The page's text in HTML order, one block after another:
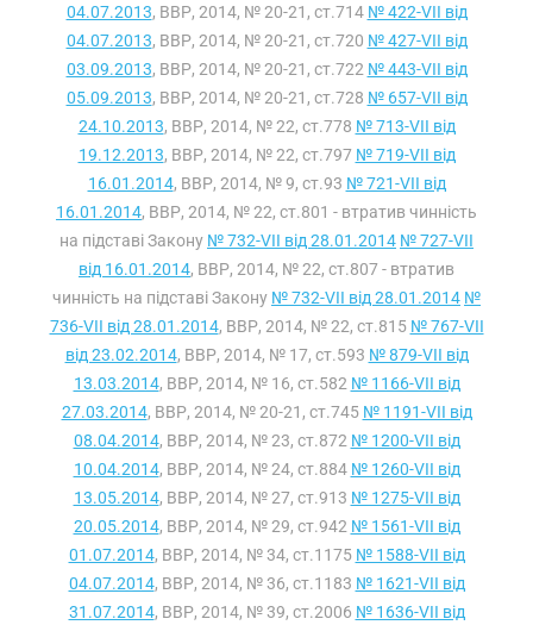
04.07.2013, ВВР, 2014, № 20-21, ст.714 № 422-VII від
04.07.2013, ВВР, 2014, № 20-21, ст.720 № 427-VII від
03.09.2013, ВВР, 2014, № 20-21, ст.722 № 443-VII від
05.09.2013, ВВР, 2014, № 20-21, ст.728 № 657-VII від
24.10.2013, ВВР, 2014, № 22, ст.778 № 713-VII від
19.12.2013, ВВР, 2014, № 22, ст.797 № 719-VII від
16.01.2014, ВВР, 2014, № 9, ст.93 № 721-VII від
16.01.2014, ВВР, 2014, № 22, ст.801 - втратив чинність
на підставі Закону № 732-VII від 28.01.2014 № 727-VII
від 16.01.2014, ВВР, 2014, № 22, ст.807 - втратив
чинність на підставі Закону № 732-VII від 28.01.2014 №
736-VII від 28.01.2014, ВВР, 2014, № 22, ст.815 № 767-VII
від 23.02.2014, ВВР, 2014, № 17, ст.593 № 879-VII від
13.03.2014, ВВР, 2014, № 16, ст.582 № 1166-VII від
27.03.2014, ВВР, 2014, № 20-21, ст.745 № 1191-VII від
08.04.2014, ВВР, 2014, № 23, ст.872 № 1200-VII від
10.04.2014, ВВР, 2014, № 24, ст.884 № 1260-VII від
13.05.2014, ВВР, 2014, № 27, ст.913 № 1275-VII від
20.05.2014, ВВР, 2014, № 29, ст.942 № 1561-VII від
01.07.2014, ВВР, 2014, № 34, ст.1175 № 1588-VII від
04.07.2014, ВВР, 2014, № 36, ст.1183 № 1621-VII від
31.07.2014, ВВР, 2014, № 39, ст.2006 № 1636-VII від